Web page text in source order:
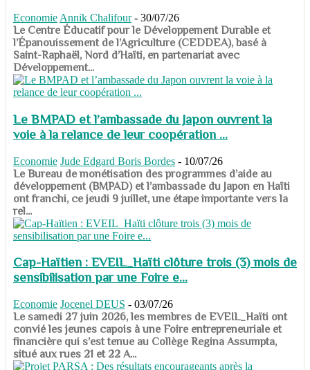
Economie Annik Chalifour - 30/07/26
​​​​​​​Le Centre Éducatif pour le Développement Durable et
l’Épanouissement de l’Agriculture (CEDDEA), basé à
Saint-Raphaël, Nord d’Haïti, en partenariat avec
Développement...
Le BMPAD et l’ambassade du Japon ouvrent la
voie à la relance de leur coopération ...
Economie Jude Edgard Boris Bordes - 10/07/26
​​​​​​​Le Bureau de monétisation des programmes d’aide au
développement (BMPAD) et l’ambassade du Japon en Haïti
ont franchi, ce jeudi 9 juillet, une étape importante vers la
rel...
Cap-Haïtien : EVEIL_Haïti clôture trois (3) mois de
sensibilisation par une Foire e...
Economie Jocenel DEUS - 03/07/26
Le samedi 27 juin 2026, les membres de EVEIL_Haïti ont
convié les jeunes capois à une Foire entrepreneuriale et
financière qui s’est tenue au Collège Regina Assumpta,
situé aux rues 21 et 22 A...